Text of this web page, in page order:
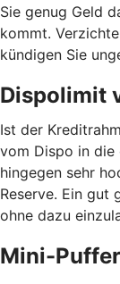
Sie genug Geld
kommt.
kündigen Sie
Dispolimit
Ist der
vom Dispo in die
hingegen sehr
Reserve. Ein gut
ohne dazu
Mini-